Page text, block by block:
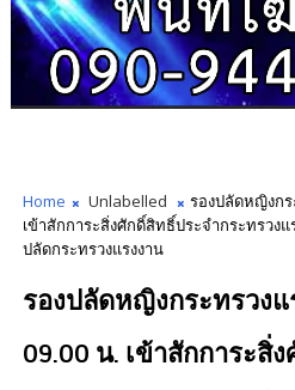
Home Unlabelled
รองปลัดหญิงกร
เข้าสักการะสิ่งศักดิ์สิทธิ์ประจำกระทรวง
ปลัดกระทรวงแรงงาน
รองปลัดหญิงกระทรวง
09.00 น. เข้าสักการะสิ่